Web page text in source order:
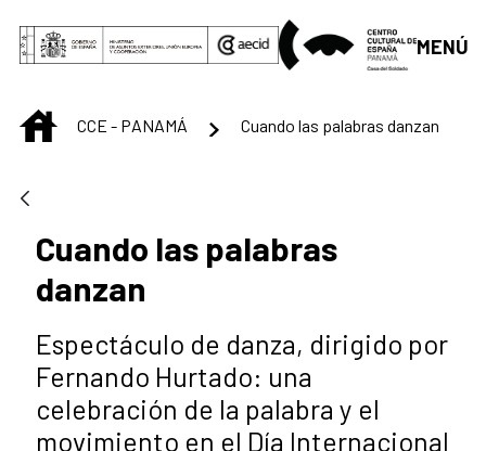
Saltar al contenido principal
MENÚ
INICIOCCE - PANAMÁ Cuando las palabras danzan
Cuando las palabras
danzan
Espectáculo de danza, dirigido por
Fernando Hurtado: una
celebración de la palabra y el
movimiento en el Día Internacional